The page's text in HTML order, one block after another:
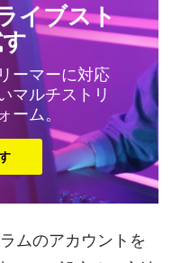
イブスト
ーマーに対応
マルチストリ
ーム。
ムのアカウントを